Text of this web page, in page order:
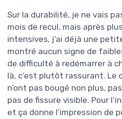
Sur la durabilité, je ne vais
mois de recul, mais après
intensives, j’ai déjà une
montré aucun signe de
de difficulté à redémarrer à
là, c’est plutôt rassurant. Le
n’ont pas bougé non plus,
pas de fissure visible. Pour
et ça donne l’impression de